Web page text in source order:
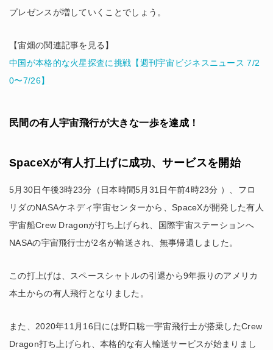
プレゼンスが増していくことでしょう。
【宙畑の関連記事を見る】
中国が本格的な火星探査に挑戦【週刊宇宙ビジネスニュース 7/2
0〜7/26】
民間の有人宇宙飛行が大きな一歩を達成！
SpaceXが有人打上げに成功、サービスを開始
5月30日午後3時23分（日本時間5月31日午前4時23分 ）、フロ
リダのNASAケネディ宇宙センターから、SpaceXが開発した有人
宇宙船Crew Dragonが打ち上げられ、国際宇宙ステーションへ
NASAの宇宙飛行士が2名が輸送され、無事帰還しました。
この打上げは、スペースシャトルの引退から9年振りのアメリカ
本土からの有人飛行となりました。
また、2020年11月16日には野口聡一宇宙飛行士が搭乗したCrew
Dragon打ち上げられ、本格的な有人輸送サービスが始まりまし